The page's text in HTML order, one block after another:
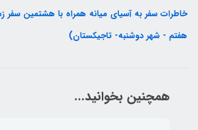
خاطرات سفر به آسیای میانه همراه با هشتمین
هفتم - شهر دوشنبه- تاجیکستان)
همچنین بخوانید...